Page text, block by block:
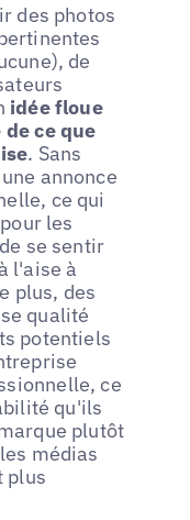
des photos
de
idée floue
ce que
. Sans
annonce
ce qui
les
se sentir
l'aise à
plus, des
qualité
potentiels
ce
qu'ils
plutôt
médias
plus